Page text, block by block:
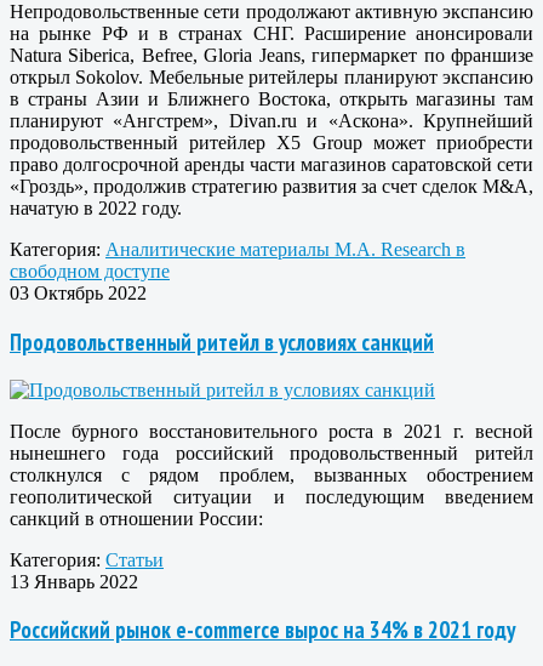
Непродовольственные сети продолжают активную экспансию
на рынке РФ и в странах СНГ. Расширение анонсировали
Natura Siberica, Befree, Gloria Jeans, гипермаркет по франшизе
открыл Sokolov. Мебельные ритейлеры планируют экспансию
в страны Азии и Ближнего Востока, открыть магазины там
планируют «Ангстрем», Divan.ru и «Аскона». Крупнейший
продовольственный ритейлер X5 Group может приобрести
право долгосрочной аренды части магазинов саратовской сети
«Гроздь», продолжив стратегию развития за счет сделок M&A,
начатую в 2022 году.
Категория: Аналитические материалы M.A. Research в
свободном доступе
03 Октябрь 2022
Продовольственный ритейл в условиях санкций
После бурного восстановительного роста в 2021 г. весной
нынешнего года российский продовольственный ритейл
столкнулся с рядом проблем, вызванных обострением
геополитической ситуации и последующим введением
санкций в отношении России:
Категория: Статьи
13 Январь 2022
Российский рынок e-commerce вырос на 34% в 2021 году